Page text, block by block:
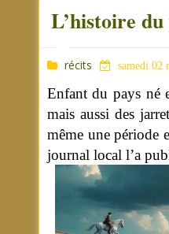
L’histoire
récits samedi 02
Enfant du pays né
mais aussi des
même une période
journal local l’a